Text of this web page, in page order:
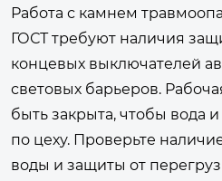
Работа с камнем
ГОСТ требуют наличия
концевых выключателей
световых барьеров.
быть закрыта, чтобы вода
по цеху. Проверьте
воды и защиты от